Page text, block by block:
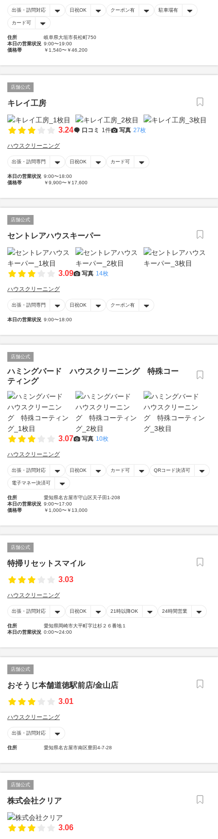
出張・訪問対応 日祝OK クーポン有 駐車場有
カード可
住所
岐阜県大垣市長松町750
本日の営業状況 9:00〜19:00
価格帯
￥1,540〜￥46,200
店舗公式
キレイ工房
3.24 口コミ 1件 写真 27枚
ハウスクリーニング
出張・訪問専門 日祝OK カード可
本日の営業状況 9:00〜18:00
価格帯
￥9,900〜￥17,600
店舗公式
セントレアハウスキーパー
3.09 写真 14枚
ハウスクリーニング
出張・訪問専門 日祝OK クーポン有
本日の営業状況 9:00〜18:00
店舗公式
ハミングバード ハウスクリーニング 特殊コー
ティング
3.07 写真 10枚
ハウスクリーニング
出張・訪問対応 日祝OK カード可 QRコード決済可
電子マネー決済可
住所
愛知県名古屋市守山区天子田1-208
本日の営業状況 9:00〜17:00
価格帯
￥1,000〜￥13,000
店舗公式
特掃リセットスマイル
3.03
ハウスクリーニング
出張・訪問対応 日祝OK 21時以降OK 24時間営業
住所
愛知県岡崎市大平町字辻杉２６番地１
本日の営業状況 0:00〜24:00
店舗公式
おそうじ本舗道徳駅前店/金山店
3.01
ハウスクリーニング
出張・訪問対応
住所 愛知県名古屋市南区豊田4-7-28
店舗公式
株式会社クリア
3.06